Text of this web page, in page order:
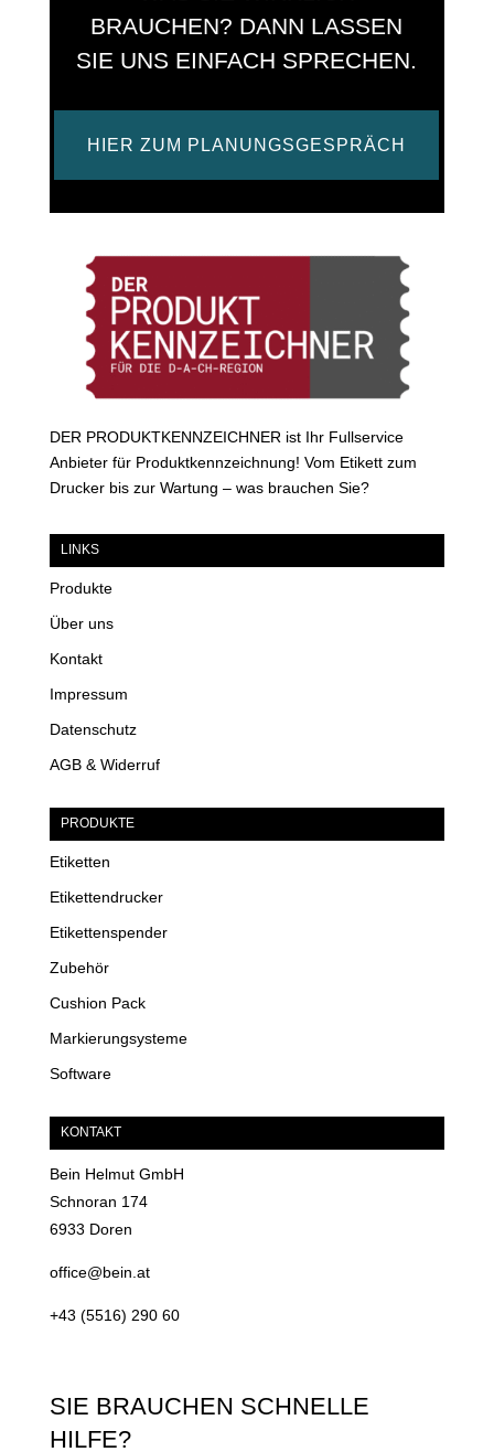
BRAUCHEN? DANN LASSEN
SIE UNS EINFACH SPRECHEN.
HIER ZUM PLANUNGSGESPRÄCH
DER PRODUKTKENNZEICHNER ist Ihr Fullservice
Anbieter für Produktkennzeichnung! Vom Etikett zum
Drucker bis zur Wartung – was brauchen Sie?
LINKS
Produkte
Über uns
Kontakt
Impressum
Datenschutz
AGB & Widerruf
PRODUKTE
Etiketten
Etikettendrucker
Etikettenspender
Zubehör
Cushion Pack
Markierungsysteme
Software
KONTAKT
Bein Helmut GmbH
Schnoran 174
6933 Doren
office@bein.at
+43 (5516) 290 60
SIE BRAUCHEN SCHNELLE
HILFE?